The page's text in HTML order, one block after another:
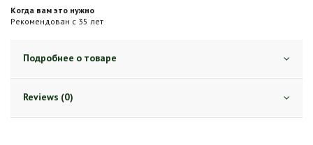
Когда вам это нужно
Рекомендован с 35 лет
Подробнее о товаре
Reviews (0)